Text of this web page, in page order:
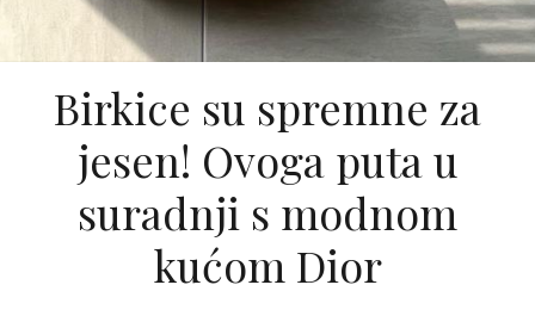
Birkice su spremne za
jesen! Ovoga puta u
suradnji s modnom
kućom Dior